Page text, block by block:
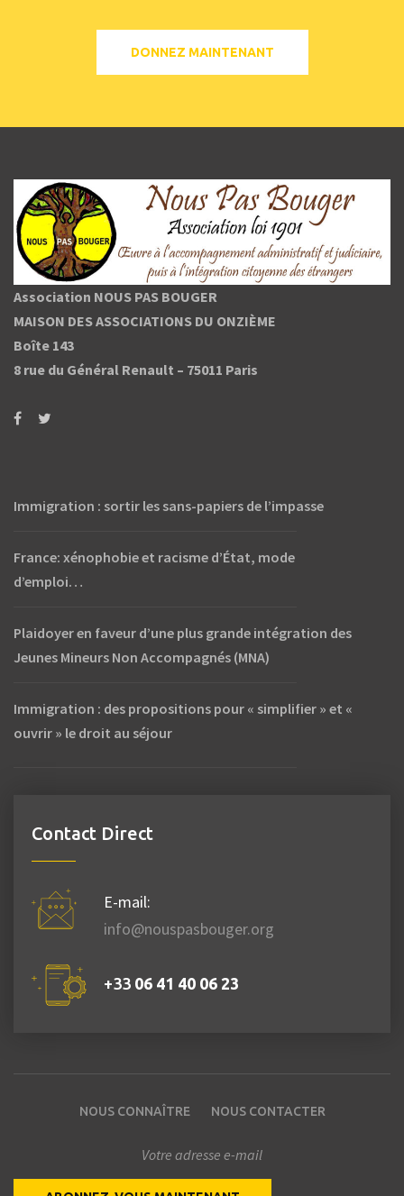
DONNEZ MAINTENANT
Association NOUS PAS BOUGER
MAISON DES ASSOCIATIONS DU ONZIÈME
Boîte 143
8 rue du Général Renault – 75011 Paris
Immigration : sortir les sans-papiers de l’impasse
France: xénophobie et racisme d’État, mode
d’emploi…
Plaidoyer en faveur d’une plus grande intégration des
Jeunes Mineurs Non Accompagnés (MNA)
Immigration : des propositions pour « simplifier » et «
ouvrir » le droit au séjour
Contact Direct
E-mail:
info@nouspasbouger.org
+33 06 41 40 06 23
NOUS CONNAÎTRE NOUS CONTACTER